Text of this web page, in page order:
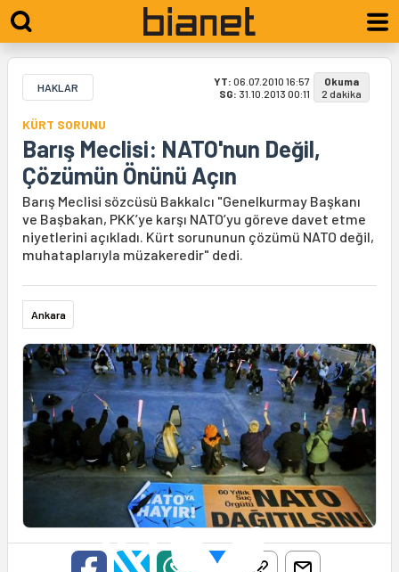
HAKLAR YT: 06.07.2010 16:57
SG: 31.10.2013 00:11
Okuma
2 dakika
KÜRT SORUNU
Barış Meclisi: NATO'nun Değil,
Çözümün Önünü Açın
Barış Meclisi sözcüsü Bakkalcı "Genelkurmay Başkanı
ve Başbakan, PKK’ye karşı NATO’yu göreve davet etme
niyetlerini açıkladı. Kürt sorununun çözümü NATO değil,
muhataplarıyla müzakeredir" dedi.
Ankara